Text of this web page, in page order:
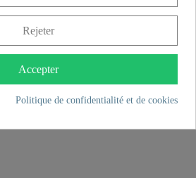
Rejeter
Accepter
Politique de confidentialité et de cookies